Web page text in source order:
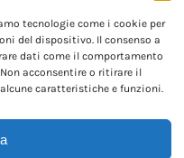
tecnologie come i cookie per
del dispositivo. Il consenso a
dati come il comportamento
acconsentire o ritirare il
caratteristiche e funzioni.
commenti.